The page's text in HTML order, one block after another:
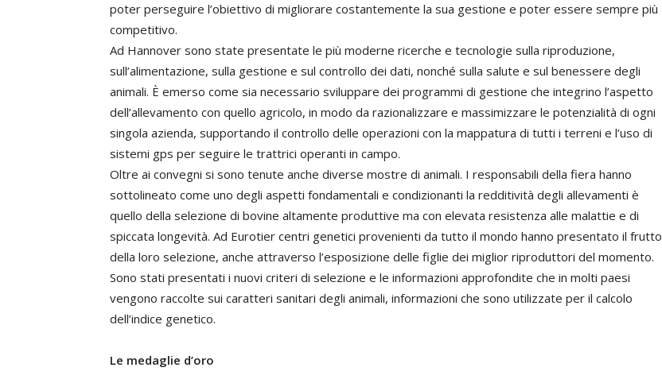
poter perseguire l’obiettivo di migliorare costantemente la sua gestione e poter essere sempre più
competitivo.
Ad Hannover sono state presentate le più moderne ricerche e tecnologie sulla riproduzione,
sull’alimentazione, sulla gestione e sul controllo dei dati, nonché sulla salute e sul benessere degli
animali. È emerso come sia necessario sviluppare dei programmi di gestione che integrino l’aspetto
dell’allevamento con quello agricolo, in modo da razionalizzare e massimizzare le potenzialità di ogni
singola azienda, supportando il controllo delle operazioni con la mappatura di tutti i terreni e l’uso di
sistemi gps per seguire le trattrici operanti in campo.
Oltre ai convegni si sono tenute anche diverse mostre di animali. I responsabili della fiera hanno
sottolineato come uno degli aspetti fondamentali e condizionanti la redditività degli allevamenti è
quello della selezione di bovine altamente produttive ma con elevata resistenza alle malattie e di
spiccata longevità. Ad Eurotier centri genetici provenienti da tutto il mondo hanno presentato il frutto
della loro selezione, anche attraverso l’esposizione delle figlie dei miglior riproduttori del momento.
Sono stati presentati i nuovi criteri di selezione e le informazioni approfondite che in molti paesi
vengono raccolte sui caratteri sanitari degli animali, informazioni che sono utilizzate per il calcolo
dell’indice genetico.
Le medaglie d’oro